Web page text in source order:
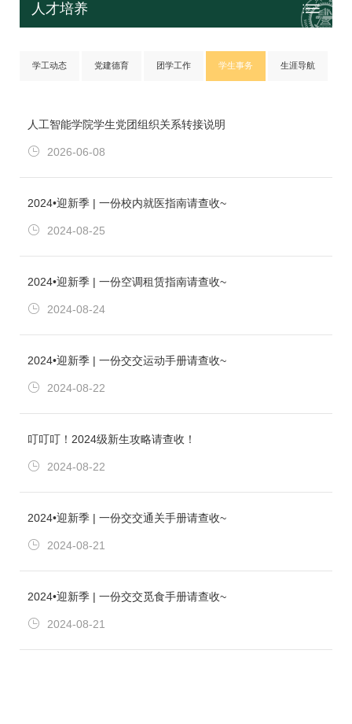
人才培养
学工动态 党建德育 团学工作 学生事务 生涯导航
人工智能学院学生党团组织关系转接说明
2026-06-08
2024•迎新季 | 一份校内就医指南请查收~
2024-08-25
2024•迎新季 | 一份空调租赁指南请查收~
2024-08-24
2024•迎新季 | 一份交交运动手册请查收~
2024-08-22
叮叮叮！2024级新生攻略请查收！
2024-08-22
2024•迎新季 | 一份交交通关手册请查收~
2024-08-21
2024•迎新季 | 一份交交觅食手册请查收~
2024-08-21